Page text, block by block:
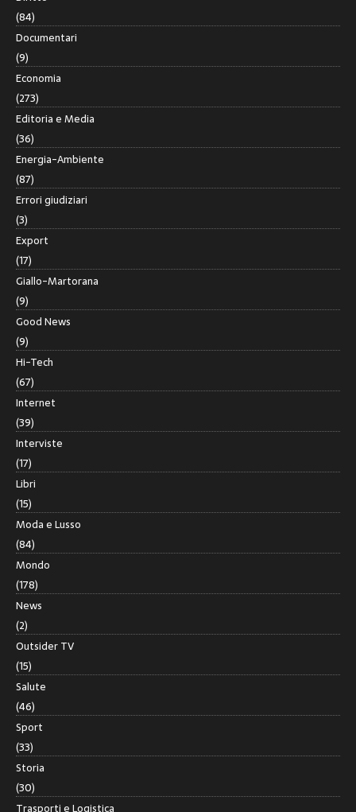
(84)
Documentari
(9)
Economia
(273)
Editoria e Media
(36)
Energia-Ambiente
(87)
Errori giudiziari
(3)
Export
(17)
Giallo-Martorana
(9)
Good News
(9)
Hi-Tech
(67)
Internet
(39)
Interviste
(17)
Libri
(15)
Moda e Lusso
(84)
Mondo
(178)
News
(2)
Outsider TV
(15)
Salute
(46)
Sport
(33)
Storia
(30)